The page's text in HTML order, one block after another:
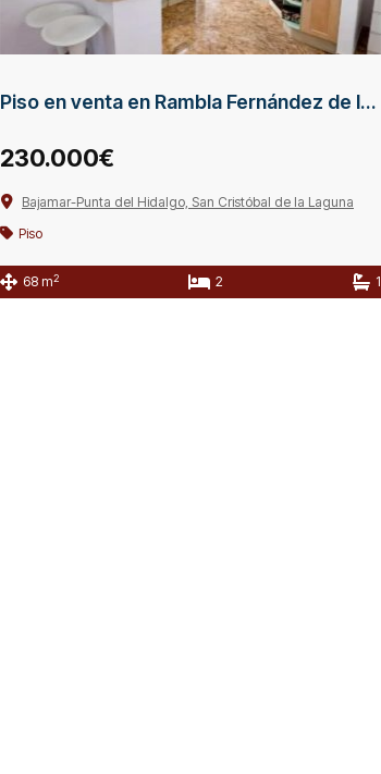
Piso en venta en Rambla Fernández de la Cruz
230.000€
Bajamar-Punta del Hidalgo, San Cristóbal de la Laguna
Piso
68 m2 2 1